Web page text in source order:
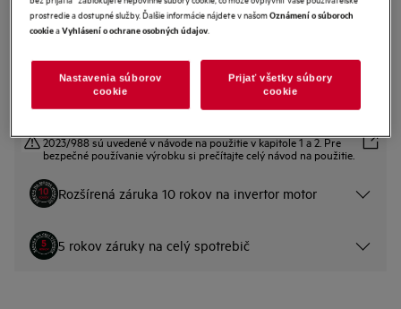
Špičkové umývanie. Inteligentné riešenia pre pivové a vínové poháre.
Koše EasyFlex Pro: Multifunkčné pre viac druhov riadu.
2023/988 sú uvedené v návode na použitie v kapitole 1 a 2. Pre
bezpečné používanie výrobku si prečítajte celý návod na použitie.
Rozšírená záruka 10 rokov na invertor motor
5 rokov záruky na celý spotrebič
prostredie a dostupné služby. Ďalšie informácie nájdete v našomOznámení o súboroch
cookieaVyhlásení o ochrane osobných údajov.
Nastavenia súborov
cookie
Prijať všetky súbory
cookie